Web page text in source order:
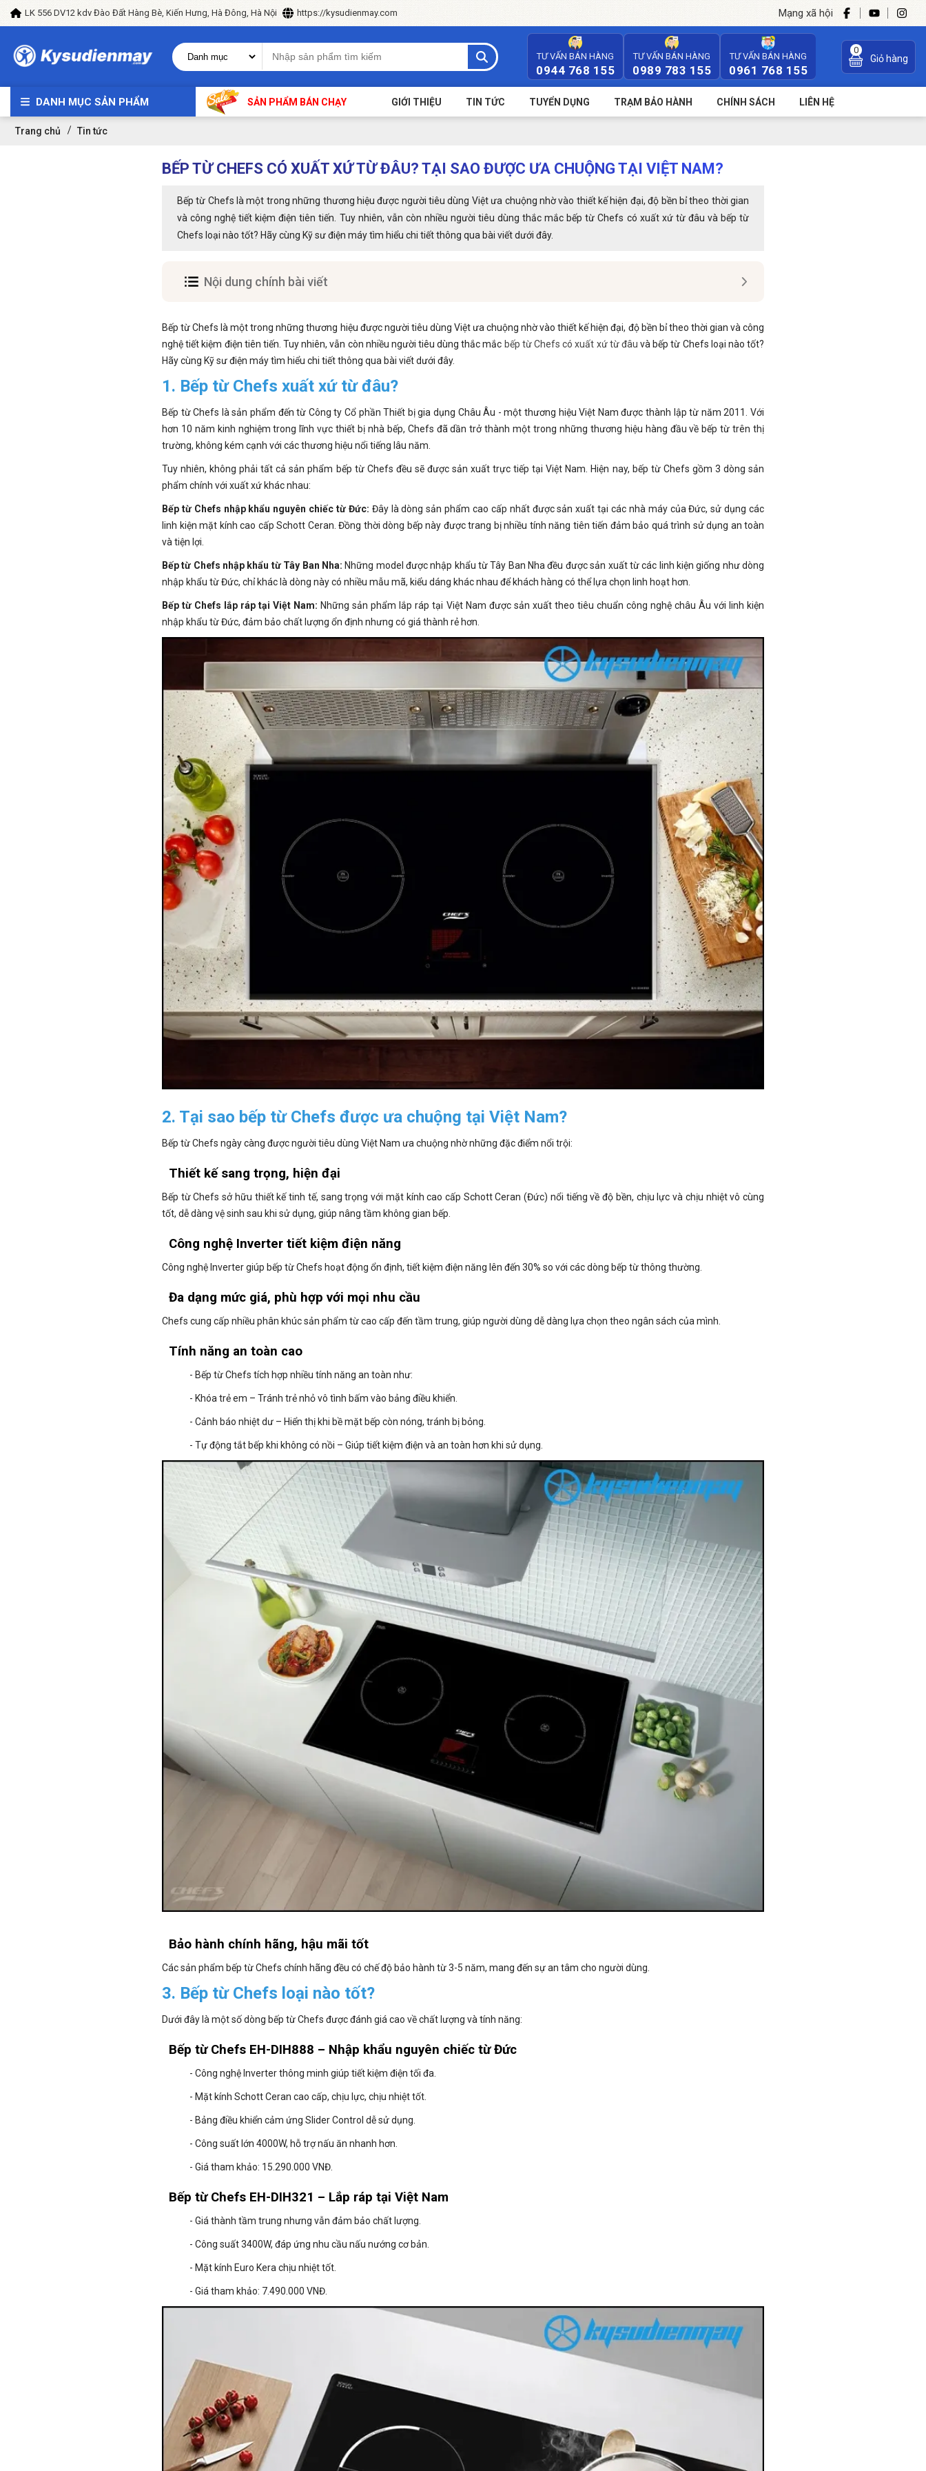
LK 556 DV12 kdv Đào Đất Hàng Bè, Kiến Hưng, Hà Đông, Hà Nội https://kysudienmay.com Mạng xã hội
TƯ VẤN BÁN HÀNG
0944 768 155
TƯ VẤN BÁN HÀNG
0989 783 155
TƯ VẤN BÁN HÀNG
0961 768 155
0
Giỏ hàng
DANH MỤC SẢN PHẨM SẢN PHẨM BÁN CHẠY GIỚI THIỆU TIN TỨC TUYỂN DỤNG TRẠM BẢO HÀNH CHÍNH SÁCH LIÊN HỆ
Trang chủ Tin tức
BẾP TỪ CHEFS CÓ XUẤT XỨ TỪ ĐÂU? TẠI SAO ĐƯỢC ƯA CHUỘNG TẠI VIỆT NAM?
Bếp từ Chefs là một trong những thương hiệu được người tiêu dùng Việt ưa chuộng nhờ vào thiết kế hiện đại, độ bền bỉ theo thời gian
và công nghệ tiết kiệm điện tiên tiến. Tuy nhiên, vẫn còn nhiều người tiêu dùng thắc mắc bếp từ Chefs có xuất xứ từ đâu và bếp từ
Chefs loại nào tốt? Hãy cùng Kỹ sư điện máy tìm hiểu chi tiết thông qua bài viết dưới đây.
Nội dung chính bài viết
Bếp từ Chefs là một trong những thương hiệu được người tiêu dùng Việt ưa chuộng nhờ vào thiết kế hiện đại, độ bền bỉ theo thời gian và công
nghệ tiết kiệm điện tiên tiến. Tuy nhiên, vẫn còn nhiều người tiêu dùng thắc mắc bếp từ Chefs có xuất xứ từ đâu và bếp từ Chefs loại nào tốt?
Hãy cùng Kỹ sư điện máy tìm hiểu chi tiết thông qua bài viết dưới đây.
1. Bếp từ Chefs xuất xứ từ đâu?
Bếp từ Chefs là sản phẩm đến từ Công ty Cổ phần Thiết bị gia dụng Châu Âu - một thương hiệu Việt Nam được thành lập từ năm 2011. Với
hơn 10 năm kinh nghiệm trong lĩnh vực thiết bị nhà bếp, Chefs đã dần trở thành một trong những thương hiệu hàng đầu về bếp từ trên thị
trường, không kém cạnh với các thương hiệu nổi tiếng lâu năm.
Tuy nhiên, không phải tất cả sản phẩm bếp từ Chefs đều sẽ được sản xuất trực tiếp tại Việt Nam. Hiện nay, bếp từ Chefs gồm 3 dòng sản
phẩm chính với xuất xứ khác nhau:
Bếp từ Chefs nhập khẩu nguyên chiếc từ Đức: Đây là dòng sản phẩm cao cấp nhất được sản xuất tại các nhà máy của Đức, sử dụng các
linh kiện mặt kính cao cấp Schott Ceran. Đồng thời dòng bếp này được trang bị nhiều tính năng tiên tiến đảm bảo quá trình sử dụng an toàn
và tiện lợi.
Bếp từ Chefs nhập khẩu từ Tây Ban Nha: Những model được nhập khẩu từ Tây Ban Nha đều được sản xuất từ các linh kiện giống như dòng
nhập khẩu từ Đức, chỉ khác là dòng này có nhiều mẫu mã, kiểu dáng khác nhau để khách hàng có thể lựa chọn linh hoạt hơn.
Bếp từ Chefs lắp ráp tại Việt Nam: Những sản phẩm lắp ráp tại Việt Nam được sản xuất theo tiêu chuẩn công nghệ châu Âu với linh kiện
nhập khẩu từ Đức, đảm bảo chất lượng ổn định nhưng có giá thành rẻ hơn.
2. Tại sao bếp từ Chefs được ưa chuộng tại Việt Nam?
Bếp từ Chefs ngày càng được người tiêu dùng Việt Nam ưa chuộng nhờ những đặc điểm nổi trội:
Thiết kế sang trọng, hiện đại
Bếp từ Chefs sở hữu thiết kế tinh tế, sang trọng với mặt kính cao cấp Schott Ceran (Đức) nổi tiếng về độ bền, chịu lực và chịu nhiệt vô cùng
tốt, dễ dàng vệ sinh sau khi sử dụng, giúp nâng tầm không gian bếp.
Công nghệ Inverter tiết kiệm điện năng
Công nghệ Inverter giúp bếp từ Chefs hoạt động ổn định, tiết kiệm điện năng lên đến 30% so với các dòng bếp từ thông thường.
Đa dạng mức giá, phù hợp với mọi nhu cầu
Chefs cung cấp nhiều phân khúc sản phẩm từ cao cấp đến tầm trung, giúp người dùng dễ dàng lựa chọn theo ngân sách của mình.
Tính năng an toàn cao
- Bếp từ Chefs tích hợp nhiều tính năng an toàn như:
- Khóa trẻ em – Tránh trẻ nhỏ vô tình bấm vào bảng điều khiển.
- Cảnh báo nhiệt dư – Hiển thị khi bề mặt bếp còn nóng, tránh bị bỏng.
- Tự động tắt bếp khi không có nồi – Giúp tiết kiệm điện và an toàn hơn khi sử dụng.
Bảo hành chính hãng, hậu mãi tốt
Các sản phẩm bếp từ Chefs chính hãng đều có chế độ bảo hành từ 3-5 năm, mang đến sự an tâm cho người dùng.
3. Bếp từ Chefs loại nào tốt?
Dưới đây là một số dòng bếp từ Chefs được đánh giá cao về chất lượng và tính năng:
Bếp từ Chefs EH-DIH888 – Nhập khẩu nguyên chiếc từ Đức
- Công nghệ Inverter thông minh giúp tiết kiệm điện tối đa.
- Mặt kính Schott Ceran cao cấp, chịu lực, chịu nhiệt tốt.
- Bảng điều khiển cảm ứng Slider Control dễ sử dụng.
- Công suất lớn 4000W, hỗ trợ nấu ăn nhanh hơn.
- Giá tham khảo: 15.290.000 VNĐ.
Bếp từ Chefs EH-DIH321 – Lắp ráp tại Việt Nam
- Giá thành tầm trung nhưng vẫn đảm bảo chất lượng.
- Công suất 3400W, đáp ứng nhu cầu nấu nướng cơ bản.
- Mặt kính Euro Kera chịu nhiệt tốt.
- Giá tham khảo: 7.490.000 VNĐ.